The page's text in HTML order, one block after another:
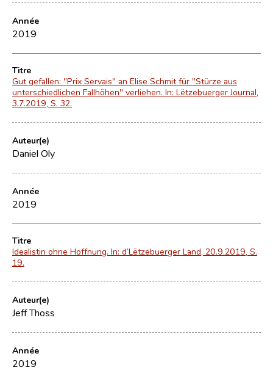
Année
2019
Titre
Gut gefallen: "Prix Servais" an Elise Schmit für "Stürze aus
unterschiedlichen Fallhöhen" verliehen. In: Lëtzebuerger Journal,
3.7.2019, S. 32.
Auteur(e)
Daniel Oly
Année
2019
Titre
Idealistin ohne Hoffnung. In: d’Lëtzebuerger Land, 20.9.2019, S.
19.
Auteur(e)
Jeff Thoss
Année
2019